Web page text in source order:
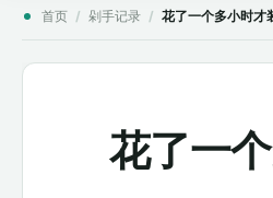
首页 / 剁手记录 / 花了一个多小时才
花了一